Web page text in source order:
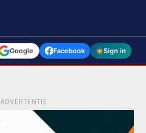
Google Facebook Sign in
ADVERTENTIE